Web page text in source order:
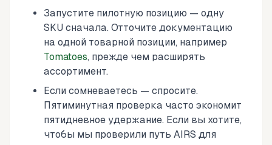
Запустите пилотную позицию — одну
SKU сначала. Отточите документацию
на одной товарной позиции, например
Tomatoes, прежде чем расширять
ассортимент.
Если сомневаетесь — спросите.
Пятиминутная проверка часто экономит
пятидневное удержание. Если вы хотите,
чтобы мы проверили путь AIRS для